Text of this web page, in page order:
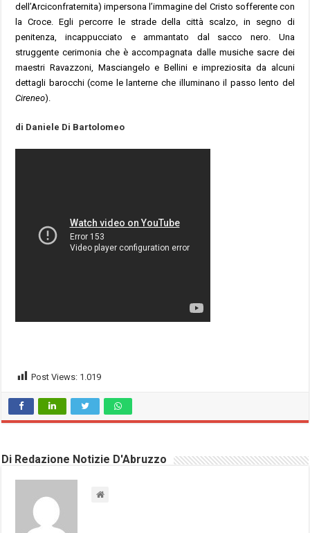
dell’Arciconfraternita) impersona l’immagine del Cristo sofferente con
la Croce. Egli percorre le strade della città scalzo, in segno di
penitenza, incappucciato e ammantato dal sacco nero.
Una
struggente cerimonia che è accompagnata dalle musiche sacre dei
maestri Ravazzoni, Masciangelo e Bellini e impreziosita da alcuni
dettagli barocchi (come le lanterne che illuminano il passo lento del
Cireneo).
di Daniele Di Bartolomeo
Post Views: 1.019
Di Redazione Notizie D'Abruzzo